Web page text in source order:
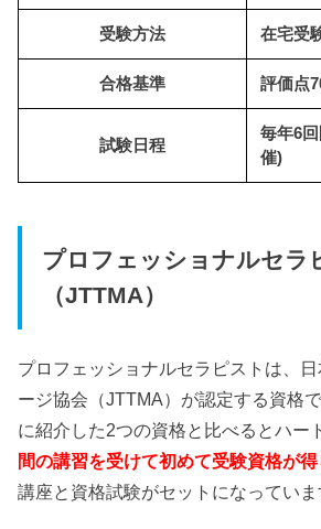
受験方法 在宅受
合格基準 評価点
試験日程
毎年6
催)
プロフェッショナルセラ
（JTTMA）
プロフェッショナルセラピストは、
ージ協会（JTTMA）が認定する資格
に紹介した2つの資格と比べるとハー
間の講習を受けて初めて受験資格が
講座と資格試験がセットになっていま